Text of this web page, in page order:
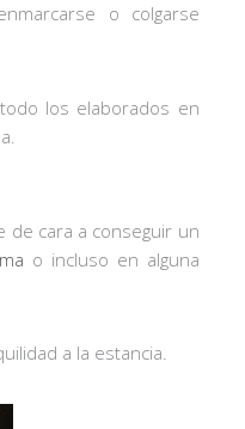
o colgarse
los elaborados en
de cara a conseguir un
o incluso en alguna
a la estancia.